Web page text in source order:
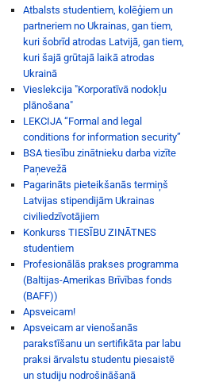
Atbalsts studentiem, kolēģiem un
partneriem no Ukrainas, gan tiem,
kuri šobrīd atrodas Latvijā, gan tiem,
kuri šajā grūtajā laikā atrodas
Ukrainā
Vieslekcija "Korporatīvā nodokļu
plānošana"
LEKCIJA “Formal and legal
conditions for information security”
BSA tiesību zinātnieku darba vizīte
Paņevežā
Pagarināts pieteikšanās termiņš
Latvijas stipendijām Ukrainas
civiliedzīvotājiem
Konkurss TIESĪBU ZINĀTNES
studentiem
Profesionālās prakses programma
(Baltijas-Amerikas Brīvības fonds
(BAFF))
Apsveicam!
Apsveicam ar vienošanās
parakstīšanu un sertifikāta par labu
praksi ārvalstu studentu piesaistē
un studiju nodrošināšanā